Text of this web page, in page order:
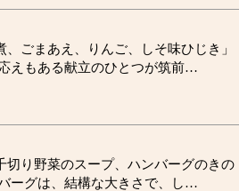
ごまあえ、りんご、しそ味ひじき」
えもある献立のひとつが筑前…
り野菜のスープ、ハンバーグのきの
ーグは、結構な大きさで、し…